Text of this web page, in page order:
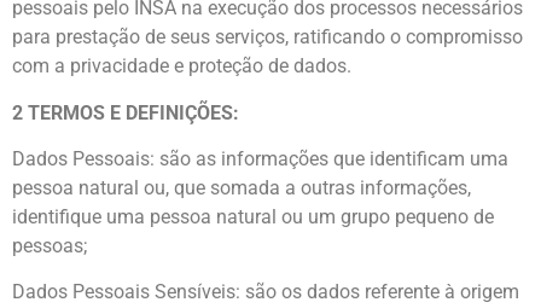
pessoais pelo INSA na execução dos processos necessários
para prestação de seus serviços, ratificando o compromisso
com a privacidade e proteção de dados.
2 TERMOS E DEFINIÇÕES:
Dados Pessoais: são as informações que identificam uma
pessoa natural ou, que somada a outras informações,
identifique uma pessoa natural ou um grupo pequeno de
pessoas;
Dados Pessoais Sensíveis: são os dados referente à origem